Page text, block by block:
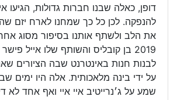
דופן, כאלה שבנו חברות גדולות, הגיעו
להנפקה. לכן כל כך שמחנו לארח יזם
את הלב ולשתף אותנו בסיפור מסוג
2019 בן קובליס והשותף שלו אייל
לבנות חנות באינטרנט שבה הציורים
על ידי בינה מלאכותית. אלה היו ימים
שמע על ג׳נרייטיב איי איי ואף אחד לא